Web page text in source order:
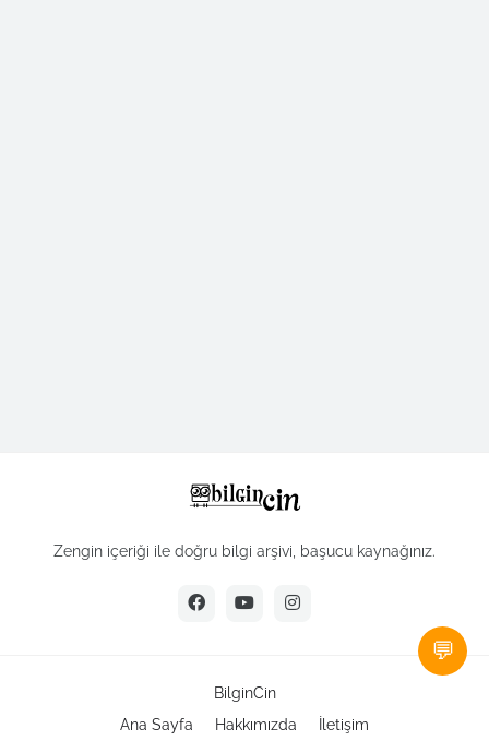
Zengin içeriği ile doğru bilgi arşivi, başucu kaynağınız.
BilginCin
Ana Sayfa
Hakkımızda İletişim
💬